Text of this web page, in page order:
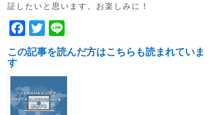
証したいと思います。お楽しみに！
F
a
c
e
b
o
T
w
itt
er
n
e
この記事を読んだ方はこちらも読まれていま
す